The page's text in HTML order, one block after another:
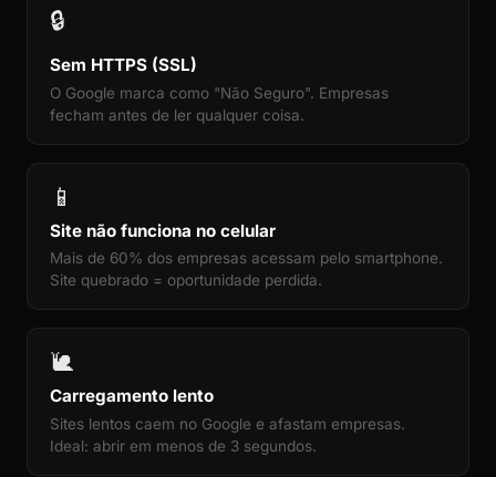
🔒
Sem HTTPS (SSL)
O Google marca como "Não Seguro". Empresas
fecham antes de ler qualquer coisa.
📱
Site não funciona no celular
Mais de 60% dos empresas acessam pelo smartphone.
Site quebrado = oportunidade perdida.
🐌
Carregamento lento
Sites lentos caem no Google e afastam empresas.
Ideal: abrir em menos de 3 segundos.